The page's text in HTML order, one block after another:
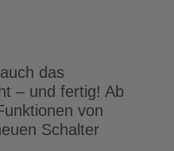
das
– und fertig! Ab
von
Schalter